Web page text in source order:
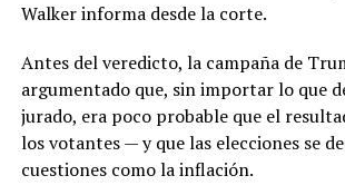
Walker informa desde la corte.
Antes del veredicto, la campaña de
argumentado que, sin importar lo que
jurado, era poco probable que el
los votantes — y que las elecciones se
cuestiones como la inflación.